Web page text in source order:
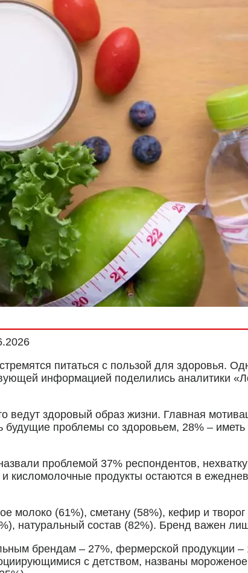
питаться с пользой для здоровья.
информацией поделились аналитики
ведут здоровый образ жизни. Главная
будущие проблемы со здоровьем, 28% –
проблемой 37% респондентов,
кисломолочные продукты остаются в
молоко (61%), сметану (58%), кефир и
натуральный состав (82%). Бренд важен
брендам – 27%, фермерской продукции –
с детством, названы